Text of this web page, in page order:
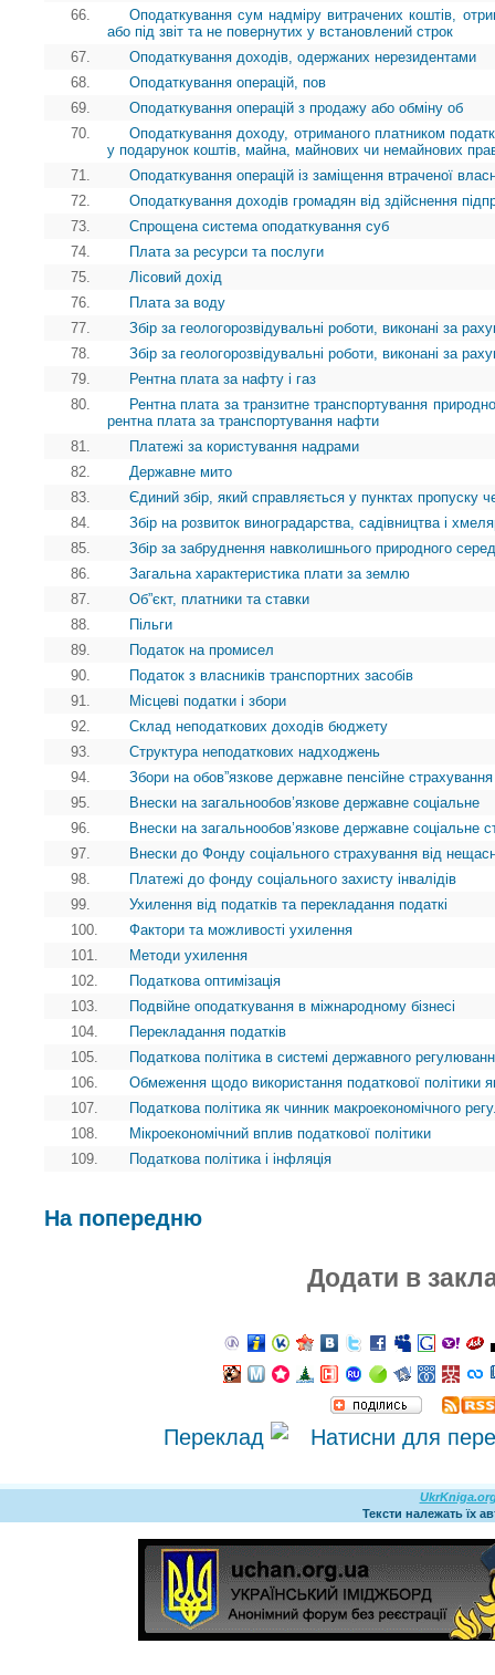
66.
Оподаткування сум надміру витрачених коштів,
або під звіт та не повернутих у встановлений строк
67.
Оподаткування доходів, одержаних нерезидентами
68.
Оподаткування операцій, пов
69.
Оподаткування операцій з продажу або обміну об
70.
Оподаткування доходу, отриманого платником
у подарунок коштів, майна, майнових чи немайнових
71.
Оподаткування операцій із заміщення втраченої
72.
Оподаткування доходів громадян від здійснення
73.
Спрощена система оподаткування суб
74.
Плата за ресурси та послуги
75.
Лісовий дохід
76.
Плата за воду
77.
Збір за геологорозвідувальні роботи, виконані за
78.
Збір за геологорозвідувальні роботи, виконані за
79.
Рентна плата за нафту і газ
80.
Рентна плата за транзитне транспортування
рентна плата за транспортування нафти
81.
Платежі за користування надрами
82.
Державне мито
83.
Єдиний збір, який справляється у пунктах пропуску
84.
Збір на розвиток виноградарства, садівництва і
85.
Збір за забруднення навколишнього природного
86.
Загальна характеристика плати за землю
87.
Об”єкт, платники та ставки
88.
Пільги
89.
Податок на промисел
90.
Податок з власників транспортних засобів
91.
Місцеві податки і збори
92.
Склад неподаткових доходів бюджету
93.
Структура неподаткових надходжень
94.
Збори на обов”язкове державне пенсійне страхування
95.
Внески на загальнообов’язкове державне соціальне
96.
Внески на загальнообов’язкове державне соціальне
97.
Внески до Фонду соціального страхування від
98.
Платежі до фонду соціального захисту інвалідів
99.
Ухилення від податків та перекладання податкі
100.
Фактори та можливості ухилення
101.
Методи ухилення
102.
Податкова оптимізація
103.
Подвійне оподаткування в міжнародному бізнесі
104.
Перекладання податків
105.
Податкова політика в системі державного
106.
Обмеження щодо використання податкової політики
107.
Податкова політика як чинник макроекономічного
108.
Мікроекономічний вплив податкової політики
109.
Податкова політика і інфляція
На попередню
Додати в
Переклад
Тексти належать їх